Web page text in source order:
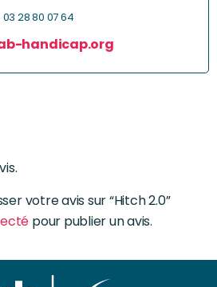
03 28 80 07 64
handicap.org
votre avis sur “Hitch 2.0”
pour publier un avis.